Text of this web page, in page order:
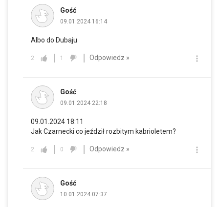
Gość
09.01.2024 16:14
Albo do Dubaju
2 1 Odpowiedz »
Gość
09.01.2024 22:18
09.01.2024 18:11
Jak Czarnecki co jeździł rozbitym kabrioletem?
2 0 Odpowiedz »
Gość
10.01.2024 07:37